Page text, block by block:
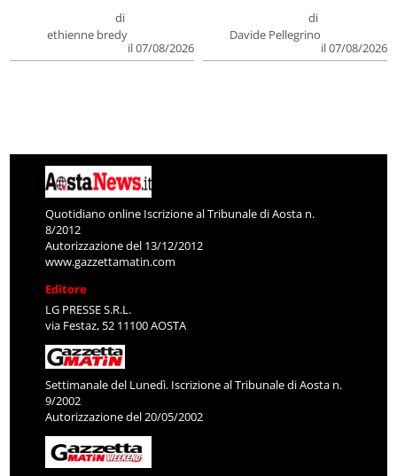
di
ethienne bredy
il 07/08/2026
di
Davide Pellegrino
il 07/08/2026
Quotidiano online Iscrizione al Tribunale di Aosta n.
8/2012
Autorizzazione del 13/12/2012
www.gazzettamatin.com
Editore
LG PRESSE S.R.L.
via Festaz, 52 11100 AOSTA
Settimanale del Lunedì. Iscrizione al Tribunale di Aosta n.
9/2002
Autorizzazione del 20/05/2002